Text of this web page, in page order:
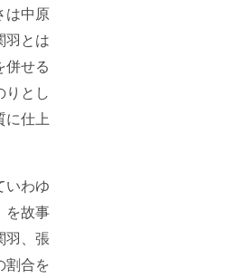
は中原
羽とは
併せる
りとし
に仕上
いわゆ
を故事
羽、張
割合を